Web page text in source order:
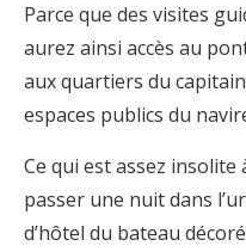
Parce que des visites
aurez ainsi accès au
aux quartiers du
espaces publics du
Ce qui est assez insolite
passer une nuit dans
d’hôtel du bateau